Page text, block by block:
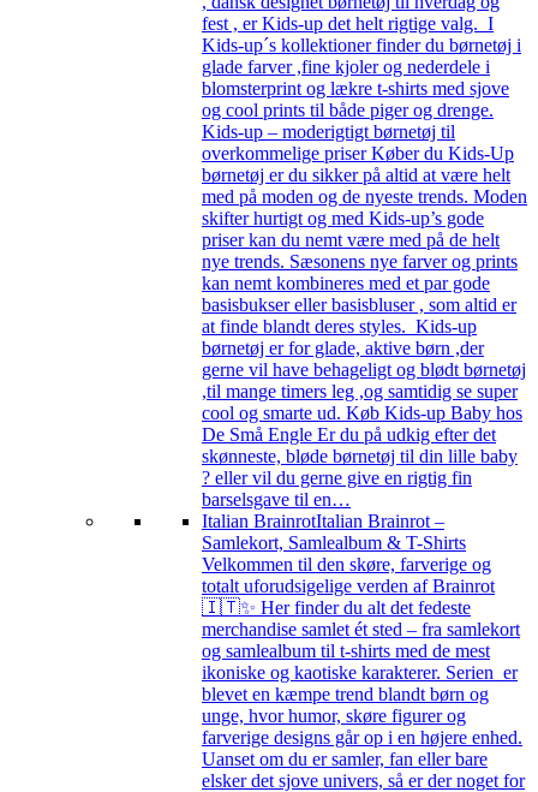
fest , er Kids-up det helt rigtige valg. I
Kids-up´s kollektioner finder du børnetøj i
glade farver ,fine kjoler og nederdele i
blomsterprint og lækre t-shirts med sjove
og cool prints til både piger og drenge.
Kids-up – moderigtigt børnetøj til
overkommelige priser Køber du Kids-Up
børnetøj er du sikker på altid at være helt
med på moden og de nyeste trends. Moden
skifter hurtigt og med Kids-up’s gode
priser kan du nemt være med på de helt
nye trends. Sæsonens nye farver og prints
kan nemt kombineres med et par gode
basisbukser eller basisbluser , som altid er
at finde blandt deres styles. Kids-up
børnetøj er for glade, aktive børn ,der
gerne vil have behageligt og blødt børnetøj
,til mange timers leg ,og samtidig se super
cool og smarte ud. Køb Kids-up Baby hos
De Små Engle Er du på udkig efter det
skønneste, bløde børnetøj til din lille baby
? eller vil du gerne give en rigtig fin
barselsgave til en…
Italian BrainrotItalian Brainrot –
Samlekort, Samlealbum & T-Shirts
Velkommen til den skøre, farverige og
totalt uforudsigelige verden af Brainrot
🇮🇹✨ Her finder du alt det fedeste
merchandise samlet ét sted – fra samlekort
og samlealbum til t-shirts med de mest
ikoniske og kaotiske karakterer. Serien er
blevet en kæmpe trend blandt børn og
unge, hvor humor, skøre figurer og
farverige designs går op i en højere enhed.
Uanset om du er samler, fan eller bare
elsker det sjove univers, så er der noget for